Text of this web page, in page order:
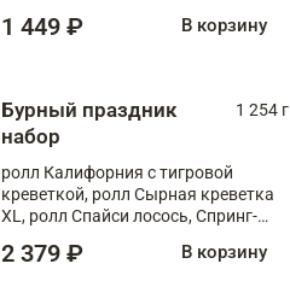
1 449 ₽ В корзину
Бурный праздник
набор
1 254 г
ролл Калифорния с тигровой
креветкой, ролл Сырная креветка
XL, ролл Спайси лосось, Спринг-
Медовая креветка
2 379 ₽ В корзину